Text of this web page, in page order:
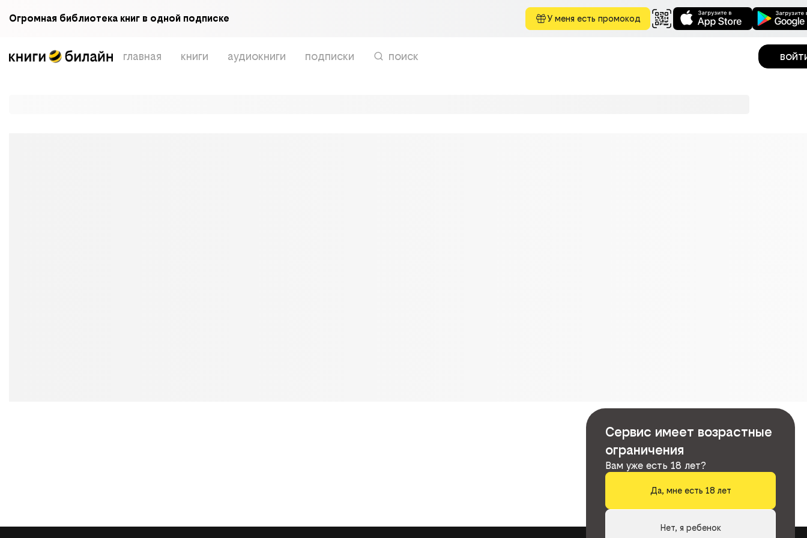
Огромная библиотека книг в одной подписке У меня есть промокод
главная книги аудиокниги подписки поиск
Сервис имеет возрастные
ограничения
Вам уже есть 18 лет?
Да, мне есть 18 лет
Нет, я ребенок